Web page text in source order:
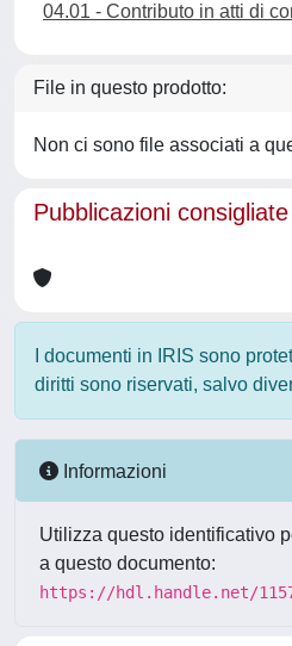
04.01 - Contributo in atti di
File in questo prodotto:
Non ci sono file associati a
Pubblicazioni consigliate
I documenti in IRIS sono
diritti sono riservati, salvo
Informazioni
Utilizza questo identificativo
a questo documento:
https://hdl.handle.net/